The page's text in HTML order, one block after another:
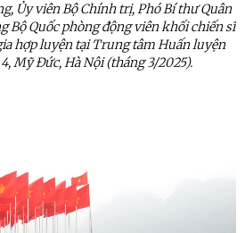
Ủyviên Bộ Chính trị, Phó Bí thư Quân
Bộ Quốc phòng động viên khối chiến sĩ
hợp luyện tại Trung tâm Huấn luyện
Mỹ Đức, Hà Nội (tháng 3/2025).